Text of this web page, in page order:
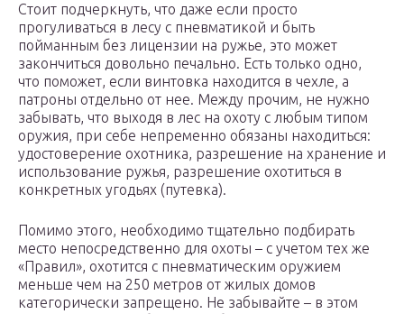
Стоит подчеркнуть, что даже если просто
прогуливаться в лесу с пневматикой и быть
пойманным без лицензии на ружье, это может
закончиться довольно печально. Есть только одно,
что поможет, если винтовка находится в чехле, а
патроны отдельно от нее. Между прочим, не нужно
забывать, что выходя в лес на охоту с любым типом
оружия, при себе непременно обязаны находиться:
удостоверение охотника, разрешение на хранение и
использование ружья, разрешение охотиться в
конкретных угодьях (путевка).
Помимо этого, необходимо тщательно подбирать
место непосредственно для охоты – с учетом тех же
«Правил», охотится с пневматическим оружием
меньше чем на 250 метров от жилых домов
категорически запрещено. Не забывайте – в этом